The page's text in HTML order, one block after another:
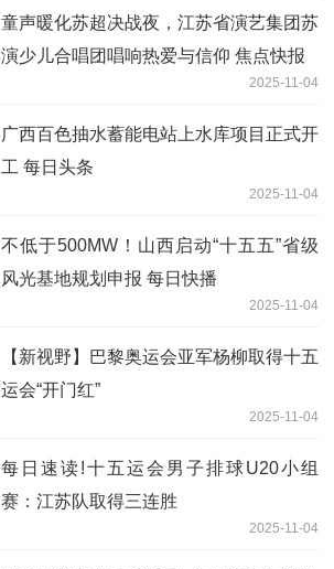
童声暖化苏超决战夜，江苏省演艺集团苏
演少儿合唱团唱响热爱与信仰 焦点快报
2025-11-04
广西百色抽水蓄能电站上水库项目正式开
工 每日头条
2025-11-04
不低于500MW！山西启动“十五五”省级
风光基地规划申报 每日快播
2025-11-04
【新视野】巴黎奥运会亚军杨柳取得十五
运会“开门红”
2025-11-04
每日速读!十五运会男子排球U20小组
赛：江苏队取得三连胜
2025-11-04